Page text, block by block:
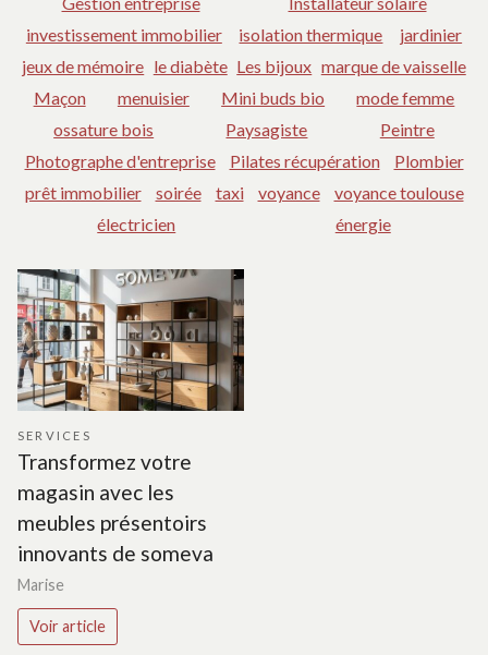
investissement immobilier
isolation thermique
jardinier
jeux de mémoire le diabète Les bijoux marque de vaisselle
Maçon
menuisier Mini buds bio
mode femme
ossature bois
Paysagiste
Peintre
Photographe d'entreprise
Pilates récupération
Plombier
prêt immobilier
soirée taxi voyance
voyance toulouse
électricien
énergie
SERVICES
Transformez votre
magasin avec les
meubles présentoirs
innovants de someva
Marise
Voir article